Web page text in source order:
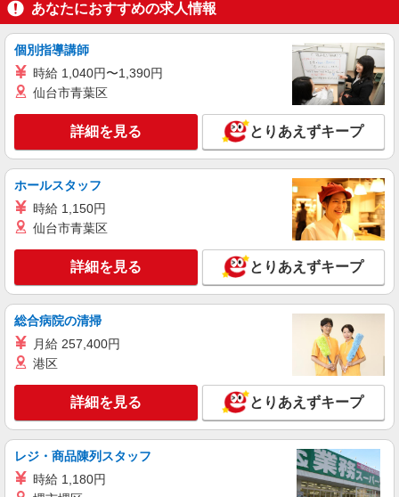
【楽天モバイル】の店舗スタッフ
時給1650円〜1850円（経験・能力による） ※
残業代支給 ★交通費別途支給（規定あり） ゜
+゜・。○。・゜+゜・。○。・゜+゜ 入社祝い金10
万円支給(規定有) お友達を紹介頂くと, インセンテ
有）★ ゜・。○。・゜+゜・。○。・゜+゜
山口県宇部市の楽天モバイルショップ
詳細を見る
派遣社員
株式会社シエロ
月給259200円〜300000円（経験・能力によ
る） ※研修期間6か月・時給1500円〜 ※残業代支
給 ★交通費別途支給（規定あり） ゜+゜・。
○。・゜+゜・。○。・゜+゜ 入社祝い金10万円支
給(規定有) お友達を紹介頂くと, インセンティブ支
給(規定有) ゜・。○。・゜+゜・。○。・゜+゜
山口県宇部市の家電量販店
キープ 詳細を見る
紹介予定派遣
株式会社シエロ
人気機種に詳しくなれる携帯販売【au】
月給259200円〜300000円（経験・能力によ
る） ※研修期間6か月・時給1500円〜 ※残業代支
給 ★交通費別途支給（規定あり） ゜+゜・。
○。・゜+゜・。○。・゜+゜ 入社祝い金10万円支
給(規定有) お友達を紹介頂くと, インセンティブ支
給(規定有) ゜・。○。・゜+゜・。○。・゜+゜
山口県宇部市の家電量販店
詳細を見る
あなたにおすすめの求人情報
個別指導講師
時給 1,040円〜1,390円
仙台市青葉区
詳細を見る とりあえずキープ
ホールスタッフ
時給 1,150円
仙台市青葉区
詳細を見る とりあえずキープ
総合病院の清掃
月給 257,400円
港区
詳細を見る とりあえずキープ
レジ・商品陳列スタッフ
時給 1,180円